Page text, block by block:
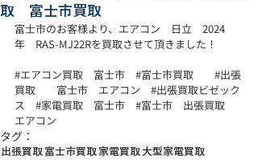
取 富士市買取
富士市のお客様より、エアコン　日立　2024
年　RAS-MJ22Rを買取させて頂きました！
#エアコン買取 富士市 #富士市買取
#出張
買取 富士市　エアコン #出張買取ビゼック
ス
#家電買取 富士市 #富士市 出張買取
エアコン
タグ：
出張買取 富士市買取 家電買取大型家電買取